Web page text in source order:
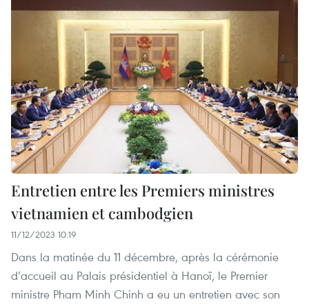
Entretien entre les Premiers ministres
vietnamien et cambodgien
11/12/2023 10:19
Dans la matinée du 11 décembre, après la cérémonie
d’accueil au Palais présidentiel à Hanoï, le Premier
ministre Pham Minh Chinh a eu un entretien avec son